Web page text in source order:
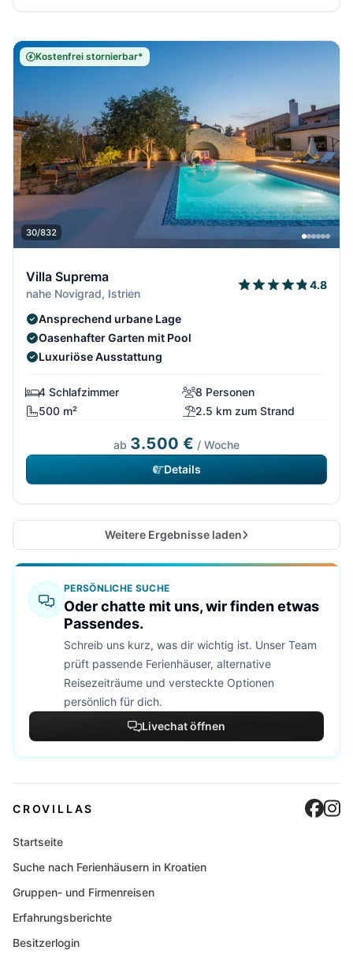
Kostenfrei stornierbar*
30/832
Villa Suprema
nahe Novigrad, Istrien
4.8
Ansprechend urbane Lage
Oasenhafter Garten mit Pool
Luxuriöse Ausstattung
4 Schlafzimmer
8 Personen
500 m²
2.5 km zum Strand
ab 3.500 € / Woche
Details
Weitere Ergebnisse laden
PERSÖNLICHE SUCHE
Oder chatte mit uns, wir finden etwas
Passendes.
Schreib uns kurz, was dir wichtig ist. Unser Team
prüft passende Ferienhäuser, alternative
Reisezeiträume und versteckte Optionen
persönlich für dich.
Livechat öffnen
CROVILLAS
Startseite
Suche nach Ferienhäusern in Kroatien
Gruppen- und Firmenreisen
Erfahrungsberichte
Besitzerlogin